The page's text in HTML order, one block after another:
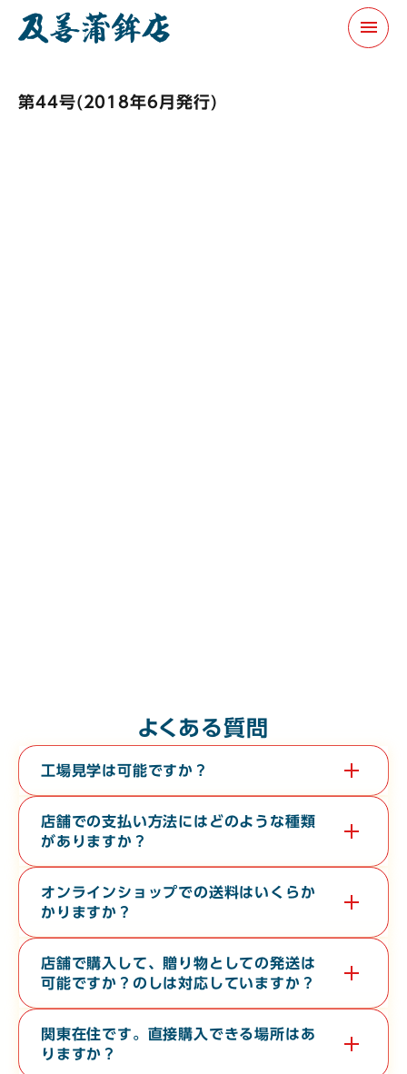
menu
第44号(2018年6月発行)
よくある質問
工場見学は可能ですか？
はい。教育旅行や経済団体等、団体様の工場見学も承っておりま
す。無料で３０分から６０分程度の時間で承っております。希望
日の１０日前までに電話またはお問い合わせフォームよりご連絡
ください。
店舗での支払い方法にはどのような種類
がありますか？
現金・各クレジットカード・各種電子マネー・バーコード決済が
対応しております。
オンラインショップでの送料はいくらか
かりますか？
お届け先の地域や、常温便・冷蔵便・冷凍便などの温度帯によっ
て異なります。オンラインショップの ご利用ガイドをご確認くだ
さい。
店舗で購入して、贈り物としての発送は
可能ですか？のしは対応していますか？
店舗からの地方発送（クロネコヤマト便）、熨斗（のし）の対応
も行なっております。
関東在住です。直接購入できる場所はあ
りますか？